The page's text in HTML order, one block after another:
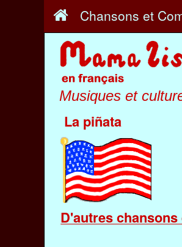
Chansons et
Musiques et
La piñata
D'autres